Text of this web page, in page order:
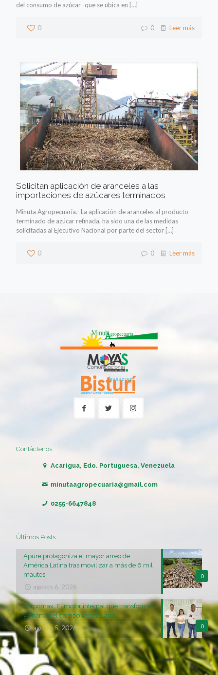
del consumo de azúcar -que se ubica en […]
0 0 Leer más
Solicitan aplicación de aranceles a las
importaciones de azúcares terminados
Minuta Agropecuaria.- La aplicación de aranceles al producto
terminado de azúcar refinada, ha sido una de las medidas
solicitadas al Ejecutivo Nacional por parte del sector […]
0 0 Leer más
Contáctenos
Acarigua, Edo. Portuguesa, Venezuela
minutaagropecuaria@gmail.com
0255-6647848
Últimos Posts
0
Apure protagoniza el mayor arreo de
América Latina tras movilizar a más de 6 mil
mautes
agosto 6, 2026
0
Corpomax: El motor integral que transforma
y financia el campo venezolano
agosto 5, 2026